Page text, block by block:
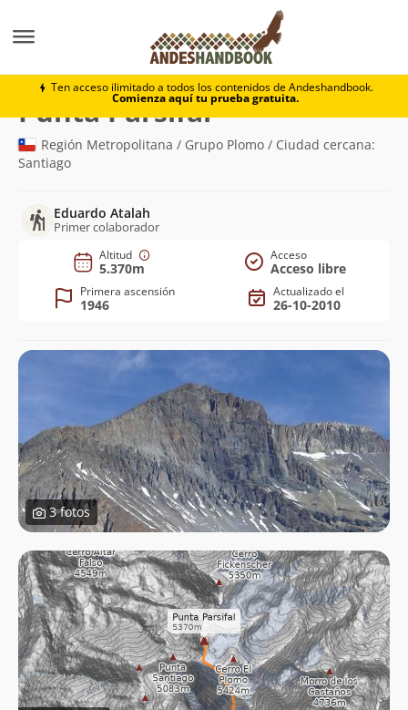
Ten acceso ilimitado a todos los contenidos de Andeshandbook.
Comienza aquí tu prueba gratuita.
Punta Parsifal
Punta Parsifal(5.370m)
Región Metropolitana / Grupo Plomo / Ciudad cercana:
Santiago
Eduardo Atalah
Primer colaborador
Altitud
5.370m
Acceso
Acceso libre
Primera ascensión
1946
Actualizado el
26-10-2010
3 fotos